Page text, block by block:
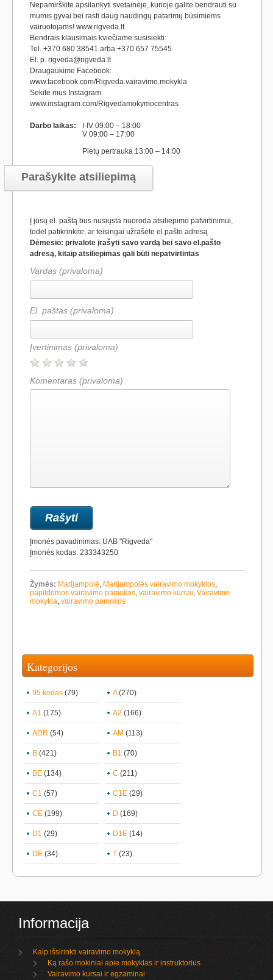
Nepamirškite apsilankyti svetainėje, kurioje galite bendrauti su
mumis gyvai bei rasti daug naudingų patarimų būsimiems
vairuotojams! www.rigveda.lt
Bendrais klausimais kviečiame susisiekti:
Tel. +370 680 38541 arba +370 657 75545
El. p. rigveda@rigveda.lt
Draugaukime Facebook:
www.facebook.com/Rigveda.vairavimo.mokykla
Sekite mus Instagram:
www.instagram.com/Rigvedamokymocentras
Darbo laikas:
I-IV 09:00 – 18:00
V 09:00 – 17:00
Pietų pertrauka 13:00 – 14:00
Parašykite atsiliepimą
Į jūsų el. paštą bus nusiųsta nuoroda atsiliepimo patvirtinimui,
todėl patikrinkite, ar teisingai užrašėte el.pašto adresą
Dėmesio: privalote įrašyti savo vardą bei savo el.pašto
adresą, kitaip atsiliepimas gali būti nepatvirtintas
Vardas (privaloma)
El. paštas (privaloma)
Įvertinimas (privaloma)
Komentaras (privaloma)
Įmonės pavadinimas: UAB "Rigveda"
Įmonės kodas: 233343250
Žymės: Marijampolė, Marijampolės vairavimo mokyklos,
papildomos vairavimo pamokos, vairavimo kursai, Vairavimo
mokykla, vairavimo pamokos
Kategorijos
95 kodas (79) A(270)
A1 (175) A2 (166)
ADR (54) AM (113)
B (421) B1 (70)
BE (134) C (211)
C1 (57) C1E (29)
CE (199) D (169)
D1 (29) D1E (14)
DE (34) T (23)
Informacija
Kaip išsirinkti vairavimo mokyklą
Ką rašo mokiniai apie mokyklas ir instruktorius
Vairavimo kursai ir egzaminai